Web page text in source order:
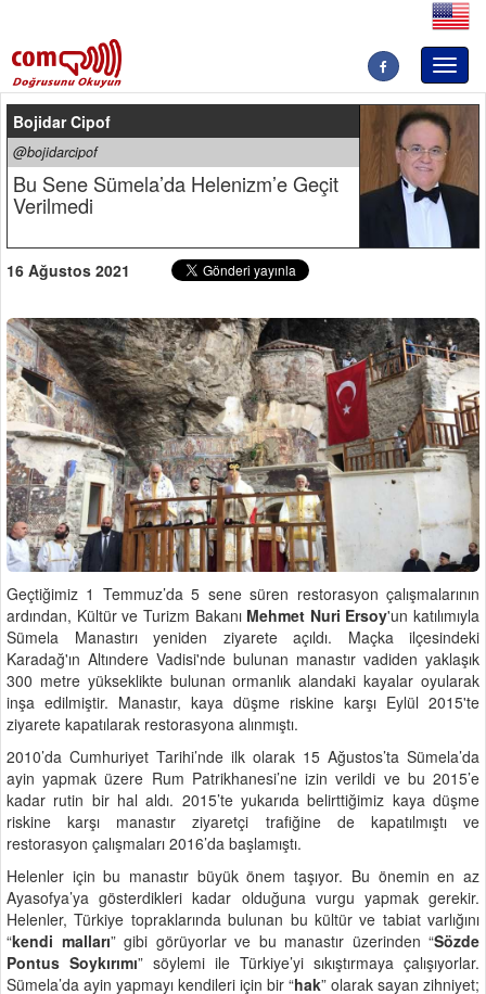
Bojidar Cipof
@bojidarcipof
Bu Sene Sümela’da Helenizm’e Geçit
Verilmedi
16 Ağustos 2021
Geçtiğimiz 1 Temmuz’da 5 sene süren restorasyon çalışmalarının
ardından, Kültür ve Turizm Bakanı Mehmet Nuri Ersoy'un katılımıyla
Sümela Manastırı yeniden ziyarete açıldı. Maçka ilçesindeki
Karadağ'ın Altındere Vadisi'nde bulunan manastır vadiden yaklaşık
300 metre yükseklikte bulunan ormanlık alandaki kayalar oyularak
inşa edilmiştir. Manastır, kaya düşme riskine karşı Eylül 2015'te
ziyarete kapatılarak restorasyona alınmıştı.
2010’da Cumhuriyet Tarihi’nde ilk olarak 15 Ağustos’ta Sümela’da
ayin yapmak üzere Rum Patrikhanesi’ne izin verildi ve bu 2015’e
kadar rutin bir hal aldı. 2015’te yukarıda belirttiğimiz kaya düşme
riskine karşı manastır ziyaretçi trafiğine de kapatılmıştı ve
restorasyon çalışmaları 2016’da başlamıştı.
Helenler için bu manastır büyük önem taşıyor. Bu önemin en az
Ayasofya’ya gösterdikleri kadar olduğuna vurgu yapmak gerekir.
Helenler, Türkiye topraklarında bulunan bu kültür ve tabiat varlığını
“kendi malları” gibi görüyorlar ve bu manastır üzerinden “Sözde
Pontus Soykırımı” söylemi ile Türkiye’yi sıkıştırmaya çalışıyorlar.
Sümela’da ayin yapmayı kendileri için bir “hak” olarak sayan zihniyet;